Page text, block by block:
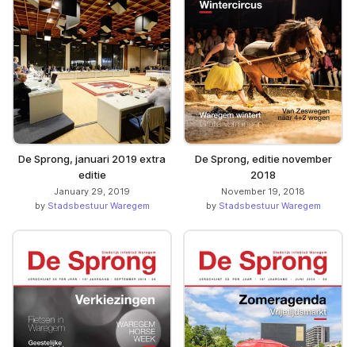
De Sprong, januari 2019 extra
editie
January 29, 2019
by Stadsbestuur Waregem
De Sprong, editie november
2018
November 19, 2018
by Stadsbestuur Waregem